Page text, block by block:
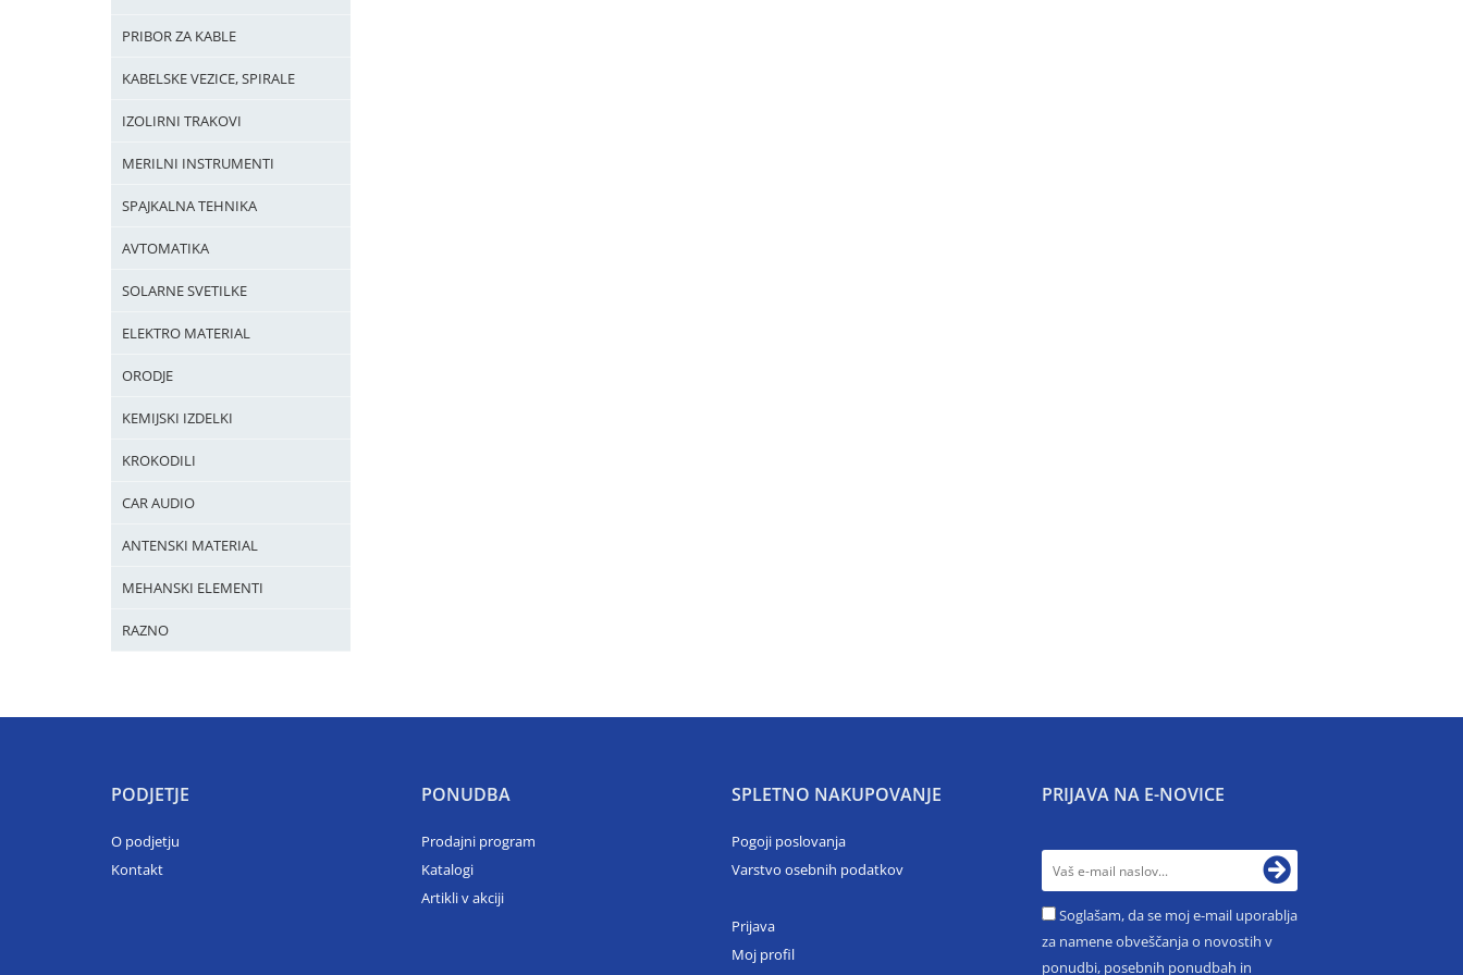
PRIBOR ZA KABLE
KABELSKE VEZICE, SPIRALE
IZOLIRNI TRAKOVI
MERILNI INSTRUMENTI
SPAJKALNA TEHNIKA
AVTOMATIKA
SOLARNE SVETILKE
ELEKTRO MATERIAL
ORODJE
KEMIJSKI IZDELKI
KROKODILI
CAR AUDIO
ANTENSKI MATERIAL
MEHANSKI ELEMENTI
RAZNO
PODJETJE
O podjetju
Kontakt
PONUDBA
Prodajni program
Katalogi
Artikli v akciji
SPLETNO NAKUPOVANJE
Pogoji poslovanja
Varstvo osebnih podatkov
Prijava
Moj profil
PRIJAVA NA E-NOVICE
Soglašam, da se moj e-mail uporablja
za namene obveščanja o novostih v
ponudbi, posebnih ponudbah in